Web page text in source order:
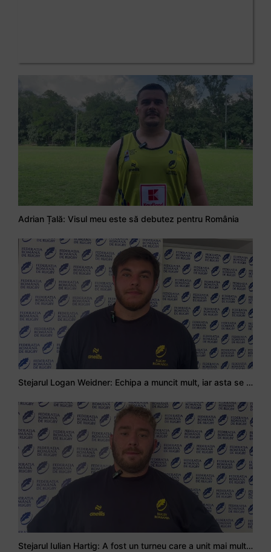
Adrian Țală: Visul meu este să debutez pentru România
Stejarul Logan Weidner: Echipa a muncit mult, iar asta se va vedea în meciurile de la Nations Cup
Stejarul Iulian Hartig: A fost un turneu care a unit mai mult echipa